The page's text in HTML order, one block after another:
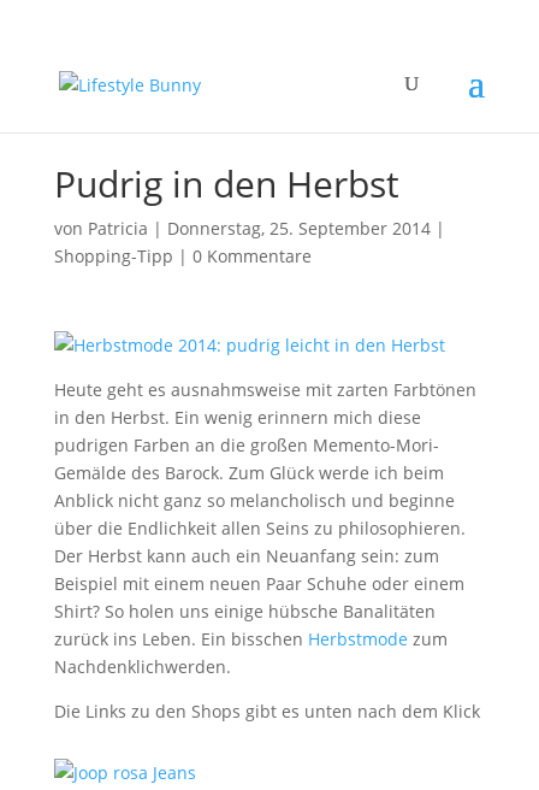
Pudrig in den Herbst
von Patricia | Donnerstag, 25. September 2014|
Shopping-Tipp | 0 Kommentare
Heute geht es ausnahmsweise mit zarten Farbtönen
in den Herbst. Ein wenig erinnern mich diese
pudrigen Farben an die großen Memento-Mori-
Gemälde des Barock. Zum Glück werde ich beim
Anblick nicht ganz so melancholisch und beginne
über die Endlichkeit allen Seins zu philosophieren.
Der Herbst kann auch ein Neuanfang sein: zum
Beispiel mit einem neuen Paar Schuhe oder einem
Shirt? So holen uns einige hübsche Banalitäten
zurück ins Leben. Ein bisschen Herbstmode zum
Nachdenklichwerden.
Die Links zu den Shops gibt es unten nach dem Klick